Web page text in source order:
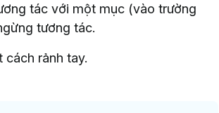
tác với một mục (vào trường
tương tác.
cách rảnh tay.